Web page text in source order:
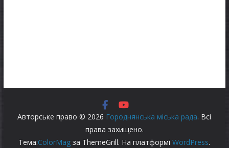
Авторське право © 2026 Городнянська міська рада. Всі
права захищено.
Тема:ColorMag за ThemeGrill. На платформіWordPress.